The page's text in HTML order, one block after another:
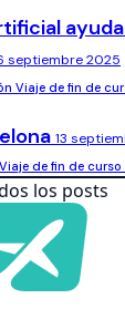
los posts
Reservar una cita